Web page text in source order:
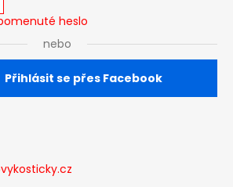
heslo
nebo
Přihlásit se přes Facebook